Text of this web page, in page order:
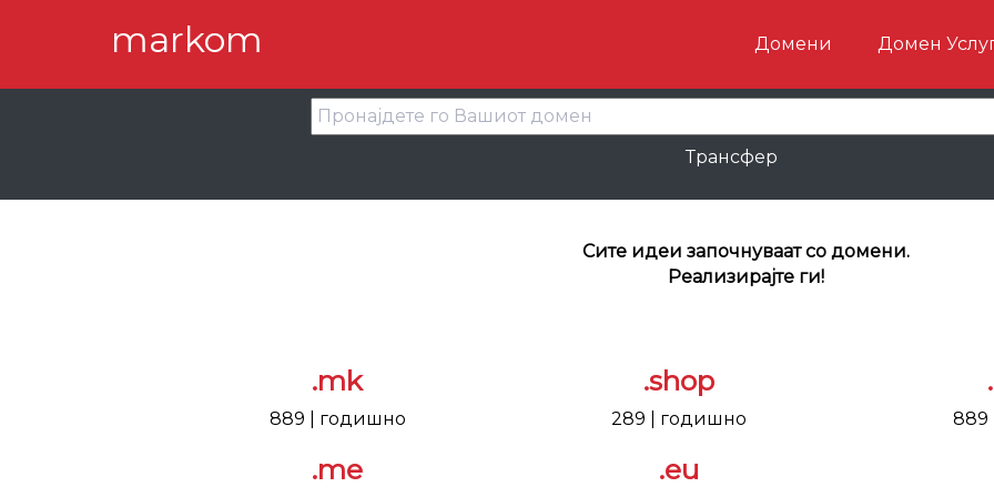
markom Домени Домен
Трансфер
Сите идеи започнуваат со домени.
Реализирајте ги!
.mk
889 | годишно
.shop
289 | годишно 889
.me .eu